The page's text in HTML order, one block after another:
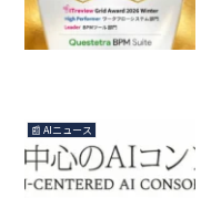
📰 AIニュース